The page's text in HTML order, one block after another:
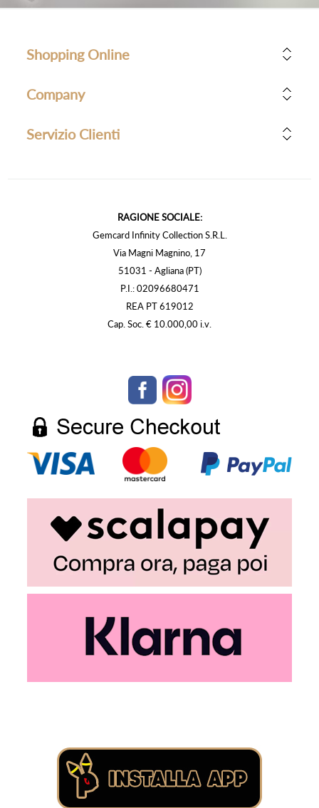
Shopping Online
Company
Servizio Clienti
RAGIONE SOCIALE:
Gemcard Infinity Collection S.R.L.
Via Magni Magnino, 17
51031 - Agliana (PT)
P.I.: 02096680471
REA PT 619012
Cap. Soc. € 10.000,00 i.v.